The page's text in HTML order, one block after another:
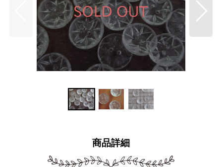
商品詳細